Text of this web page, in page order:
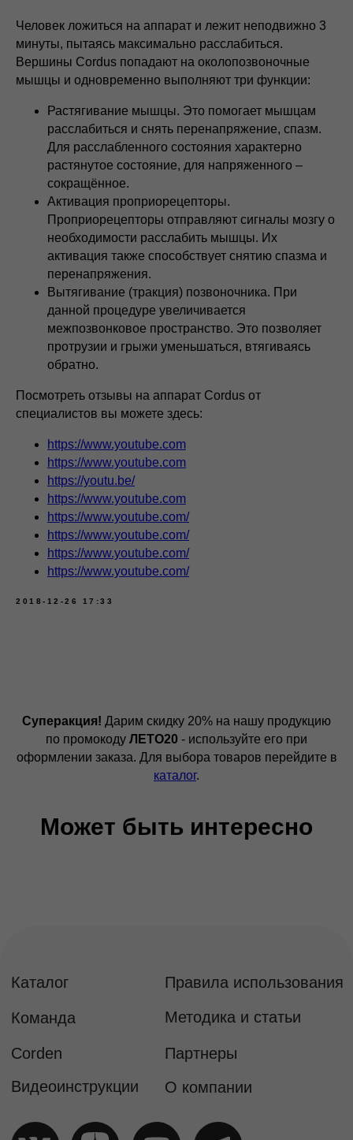
Человек ложиться на аппарат и лежит неподвижно 3
минуты, пытаясь максимально расслабиться.
Вершины Cordus попадают на околопозвоночные
мышцы и одновременно выполняют три функции:
Растягивание мышцы. Это помогает мышцам
расслабиться и снять перенапряжение, спазм.
Для расслабленного состояния характерно
растянутое состояние, для напряженного –
сокращённое.
Активация проприорецепторы.
Проприорецепторы отправляют сигналы мозгу о
необходимости расслабить мышцы. Их
активация также способствует снятию спазма и
перенапряжения.
Вытягивание (тракция) позвоночника. При
данной процедуре увеличивается
межпозвонковое пространство. Это позволяет
протрузии и грыжи уменьшаться, втягиваясь
обратно.
Посмотреть отзывы на аппарат Cordus от
специалистов вы можете здесь:
https://www.youtube.com
https://www.youtube.com
https://youtu.be/
https://www.youtube.com
https://www.youtube.com/
https://www.youtube.com/
https://www.youtube.com/
https://www.youtube.com/
2018-12-26 17:33
Суперакция! Дарим скидку 20% на нашу продукцию
по промокоду ЛЕТО20 - используйте его при
оформлении заказа. Для выбора товаров перейдите в
каталог.
Может быть интересно